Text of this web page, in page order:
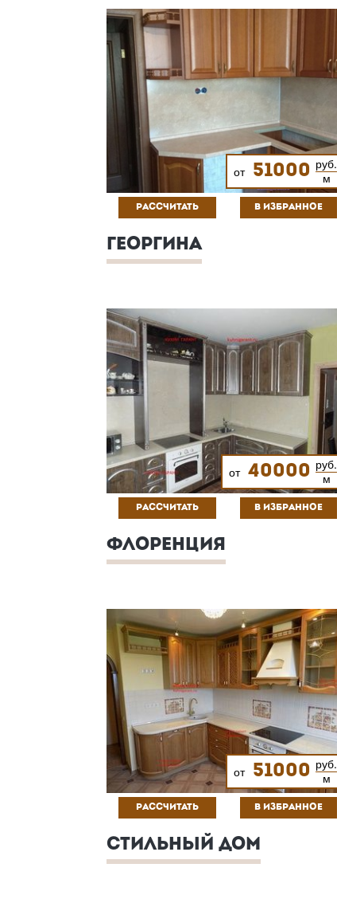
от 51000 руб.
м
РАССЧИТАТЬ В ИЗБРАННОЕ
ГЕОРГИНА
от 40000 руб.
м
РАССЧИТАТЬ В ИЗБРАННОЕ
ФЛОРЕНЦИЯ
от 51000 руб.
м
РАССЧИТАТЬ В ИЗБРАННОЕ
СТИЛЬНЫЙ ДОМ